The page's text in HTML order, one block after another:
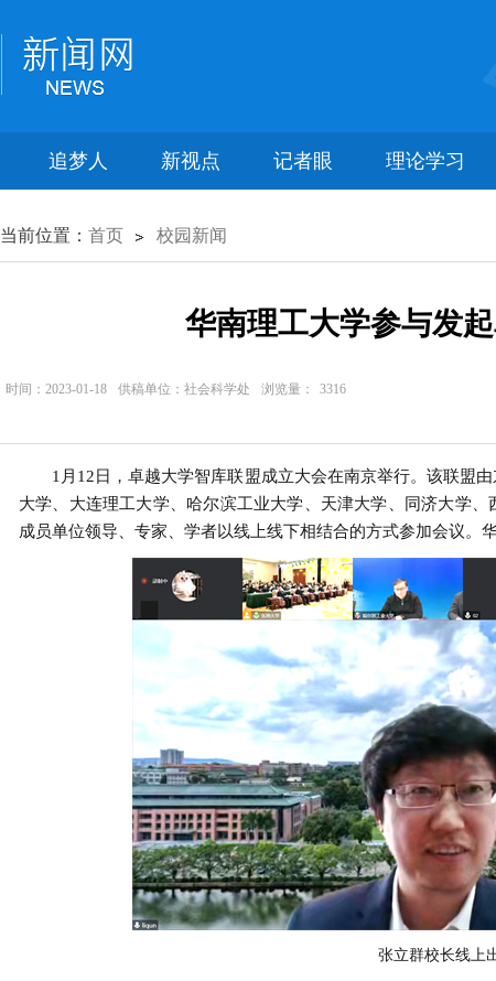
追梦人 新视点 记者眼 理论学习
当前位置： 首页 校园新闻
华南理工大学参与发
时间：2023-01-18 供稿单位：社会科学处 浏览量： 3316
1月12日，卓越大学智库联盟成立大会在南京举行。该联盟由
大学、大连理工大学、哈尔滨工业大学、天津大学、同济大学
成员单位领导、专家、学者以线上线下相结合的方式参加会议。
张立群校长线上